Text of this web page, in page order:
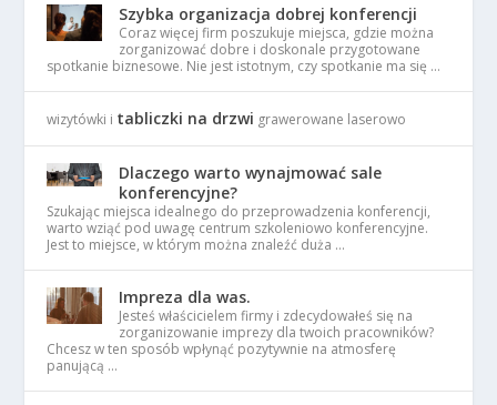
Szybka organizacja dobrej konferencji
Coraz więcej firm poszukuje miejsca, gdzie można
zorganizować dobre i doskonale przygotowane
spotkanie biznesowe. Nie jest istotnym, czy spotkanie ma się …
wizytówki i tabliczki na drzwi grawerowane laserowo
Dlaczego warto wynajmować sale
konferencyjne?
Szukając miejsca idealnego do przeprowadzenia konferencji,
warto wziąć pod uwagę centrum szkoleniowo konferencyjne.
Jest to miejsce, w którym można znaleźć duża …
Impreza dla was.
Jesteś właścicielem firmy i zdecydowałeś się na
zorganizowanie imprezy dla twoich pracowników?
Chcesz w ten sposób wpłynąć pozytywnie na atmosferę
panującą …